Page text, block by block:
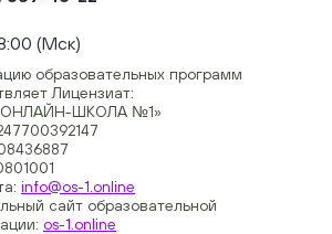
(Мск)
образовательных программ
Лицензиат:
ШКОЛА №1»
info@os-1.online
сайт образовательной
os-1.online